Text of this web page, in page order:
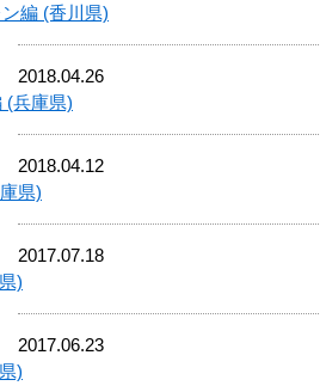
編 (香川県)
2018.04.26
(兵庫県)
2018.04.12
県)
2017.07.18
)
2017.06.23
)